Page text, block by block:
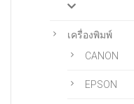
เครื่องพิมพ์
CANON
EPSON